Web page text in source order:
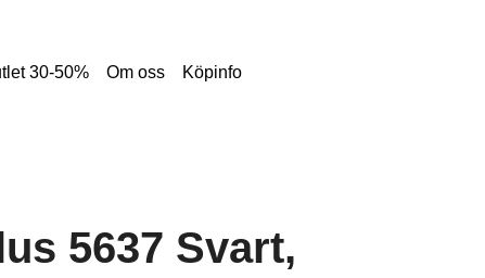
30-50% Om oss Köpinfo
5637 Svart,